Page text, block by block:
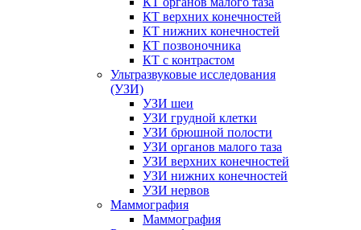
КТ верхних конечностей
КТ нижних конечностей
КТ позвоночника
КТ с контрастом
Ультразвуковые исследования
(УЗИ)
УЗИ шеи
УЗИ грудной клетки
УЗИ брюшной полости
УЗИ органов малого таза
УЗИ верхних конечностей
УЗИ нижних конечностей
УЗИ нервов
Маммография
Маммография